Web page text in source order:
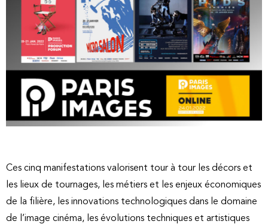
Ces cinq manifestations valorisent tour à tour les décors et
les lieux de tournages, les métiers et les enjeux économiques
de la filière, les innovations technologiques dans le domaine
de l’image cinéma, les évolutions techniques et artistiques